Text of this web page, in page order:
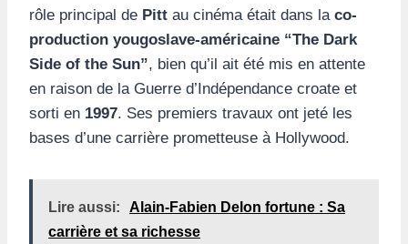
rôle principal de Pitt au cinéma était dans la co-
production yougoslave-américaine “The Dark
Side of the Sun”, bien qu’il ait été mis en attente
en raison de la Guerre d’Indépendance croate et
sorti en 1997. Ses premiers travaux ont jeté les
bases d’une carrière prometteuse à Hollywood.
Lire aussi:
Alain-Fabien Delon fortune : Sa
carrière et sa richesse